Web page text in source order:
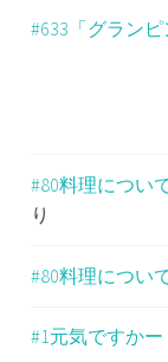
#633「グラン
#80料理につい
り
#80料理につい
#1元気ですかー